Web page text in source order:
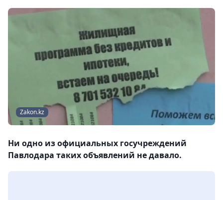
Zakon.kz
Ни одно из официальных госучреждений
Павлодара таких объявлений не давало.